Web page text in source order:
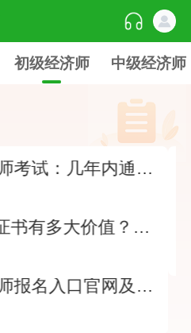
初级经济师 中级经济师
2025年初级经济师考试：几年内通过有效？几分算及格？?
考下初级经济师证书有多大价值？全国通用性全面解读?
2026年初级经济师报名入口官网及网址大公开，建议提前收藏！?